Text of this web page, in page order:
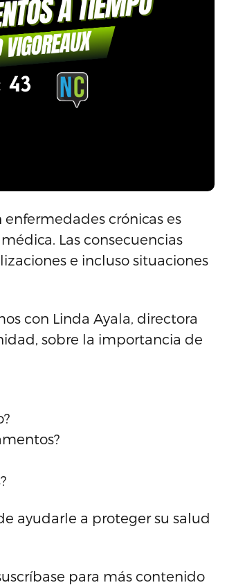
crónicas es
Las consecuencias
e incluso situaciones
con Linda Ayala, directora
sobre la importancia de
ayudarle a proteger su salud
para más contenido